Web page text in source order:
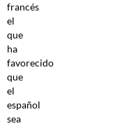
francés
el
que
ha
favorecido
que
el
español
sea